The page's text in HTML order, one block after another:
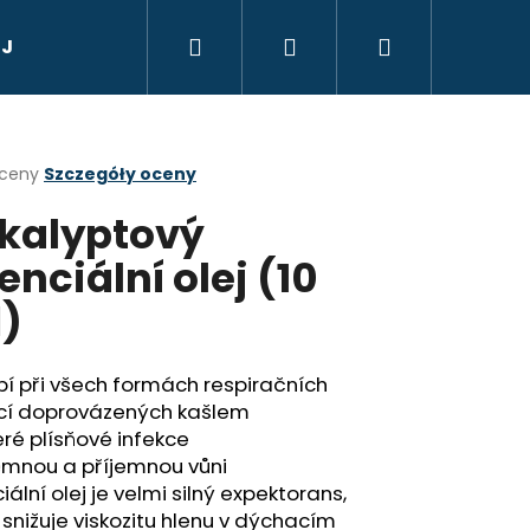
Radenska Dárkový poukaz
Zaloguj
Szczegóły oceny
olej (10
při všech formách respiračních
doprovázených kašlem
plísňové infekce
a příjemnou vůni
olej je velmi silný expektorans,
viskozitu hlenu v dýchacím
Następne
QUEEN - V
S CITRONEM 105 G